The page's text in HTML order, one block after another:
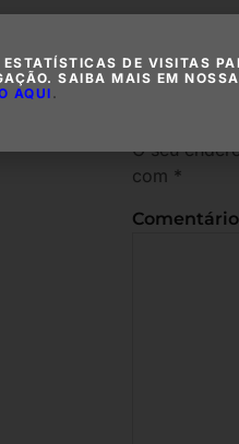
O seu
com *
Comentário
DE VISITAS
SAIBA MAIS EM
AQUI.